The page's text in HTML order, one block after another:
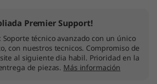
Premier Support!
técnico avanzado con un único
con nuestros tecnicos. Compromiso de
al siguiente dia habil. Prioridad en la
de piezas. Más información